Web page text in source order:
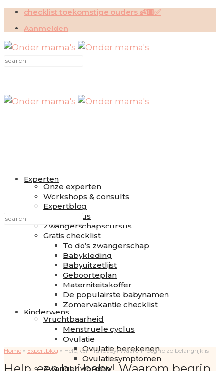
checklist toekomstige ouders 👶🏼✅
Aanmelden
Experten
Onze experten
Workshops & consults
Expertblog
Slaapcursus
Zwangerschapscursus
Gratis checklist
To do’s zwangerschap
Babykleding
Babyuitzetlijst
Geboorteplan
Materniteitskoffer
De populairste babynamen
Zomervakantie checklist
Kinderwens
Vruchtbaarheid
Menstruele cyclus
Ovulatie
Ovulatie berekenen
Ovulatiesymptomen
Zwanger worden
Home » Expertblog » Help, een huilbaby! Waarom begrip zo belangrijk is